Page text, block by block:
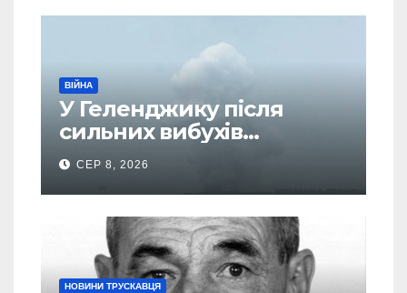
ВІЙНА
У Геленджику після
сильних вибухів
почалася масова
евакуація
СЕР 8, 2026
НОВИНИ ТРУСКАВЦЯ